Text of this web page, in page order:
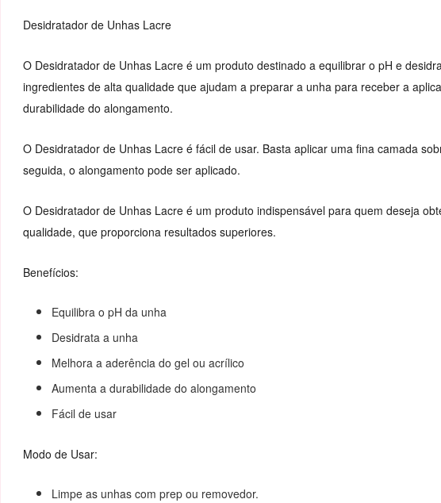
Desidratador de Unhas Lacre
O Desidratador de Unhas Lacre é um produto destinado a equilibrar o pH e
ingredientes de alta qualidade que ajudam a preparar a unha para receber a
durabilidade do alongamento.
O Desidratador de Unhas Lacre é fácil de usar. Basta aplicar uma fina camada
seguida, o alongamento pode ser aplicado.
O Desidratador de Unhas Lacre é um produto indispensável para quem deseja
qualidade, que proporciona resultados superiores.
Benefícios:
Equilibra o pH da unha
Desidrata a unha
Melhora a aderência do gel ou acrílico
Aumenta a durabilidade do alongamento
Fácil de usar
Modo de Usar:
Limpe as unhas com prep ou removedor.